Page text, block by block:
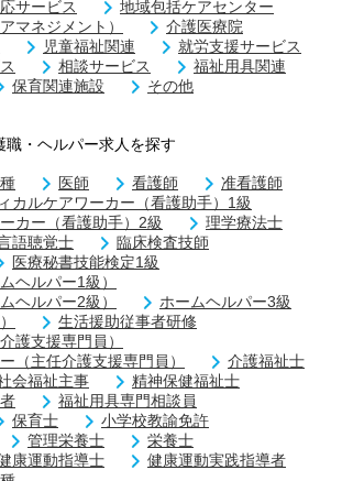
サービス
地域包括ケアセンター
マネジメント）
介護医療院
児童福祉関連
就労支援サービス
相談サービス
福祉用具関連
保育関連施設 その他
職・ヘルパー求人を探す
医師 看護師
准看護師
カルケアワーカー（看護助手）1級
カー（看護助手）2級
理学療法士
語聴覚士
臨床検査技師
医療秘書技能検定1級
ヘルパー1級）
ヘルパー2級）
ホームヘルパー3級
生活援助従事者研修
護支援専門員）
（主任介護支援専門員）
介護福祉士
会福祉主事
精神保健福祉士
福祉用具専門相談員
保育士
小学校教諭免許
管理栄養士
栄養士
康運動指導士
健康運動実践指導者